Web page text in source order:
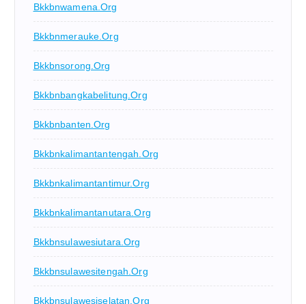
Bkkbnwamena.org
Bkkbnmerauke.org
Bkkbnsorong.org
Bkkbnbangkabelitung.org
Bkkbnbanten.org
Bkkbnkalimantantengah.org
Bkkbnkalimantantimur.org
Bkkbnkalimantanutara.org
Bkkbnsulawesiutara.org
Bkkbnsulawesitengah.org
Bkkbnsulawesiselatan.org